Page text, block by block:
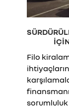
Filo